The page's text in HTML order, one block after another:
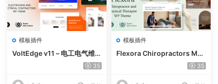
模板插件
VoltEdge v11 – 电工电气维修
35
模板插件
Flexora Chiropractors Mes
sage and Physical Therapi
35